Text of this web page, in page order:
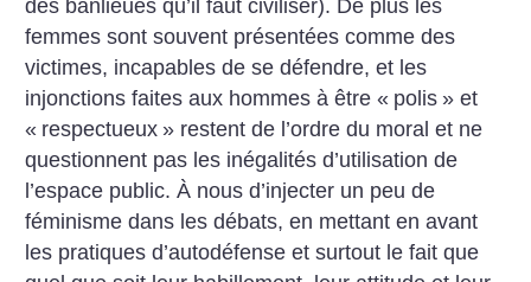
des banlieues qu’il faut civiliser). De plus les
femmes sont souvent présentées comme des
victimes, incapables de se défendre, et les
injonctions faites aux hommes à être « polis » et
« respectueux » restent de l’ordre du moral et ne
questionnent pas les inégalités d’utilisation de
l’espace public. À nous d’injecter un peu de
féminisme dans les débats, en mettant en avant
les pratiques d’autodéfense et surtout le fait que